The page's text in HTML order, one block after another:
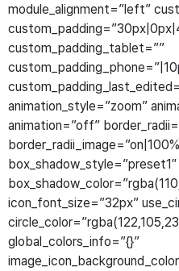
module_alignment=”left”
custom_padding_tablet=””
animation_style=”zoom”
animation=”off”
icon_font_size=”32px”
global_colors_info=”{}”